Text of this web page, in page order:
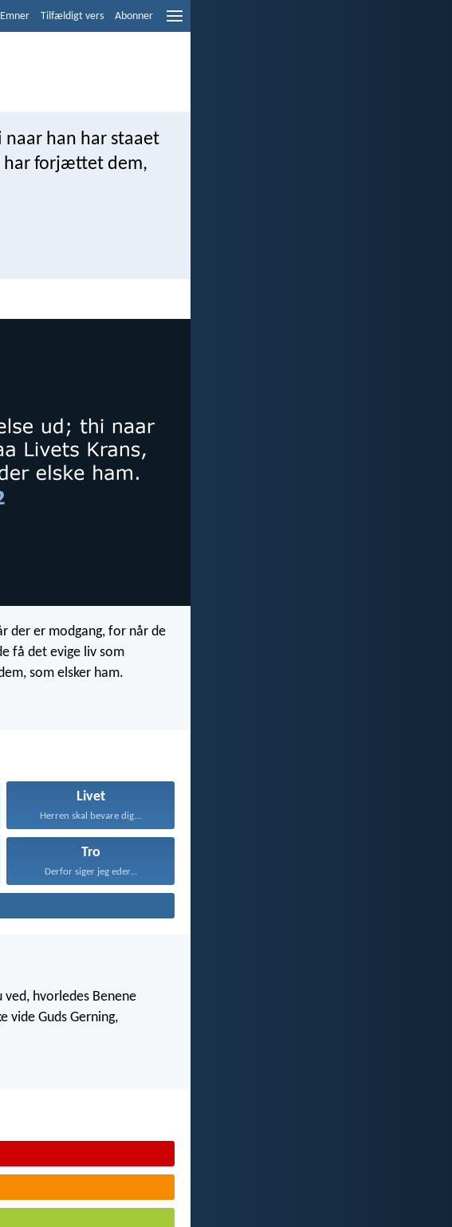
Emner Tilfældigt vers Abonner
naar han har staaet
har forjættet dem,
der er modgang, for når de
få det evige liv som
som elsker ham.
Livet
Herren skal bevare dig...
Tro
Derfor siger jeg eder...
ved, hvorledes Benene
vide Guds Gerning,